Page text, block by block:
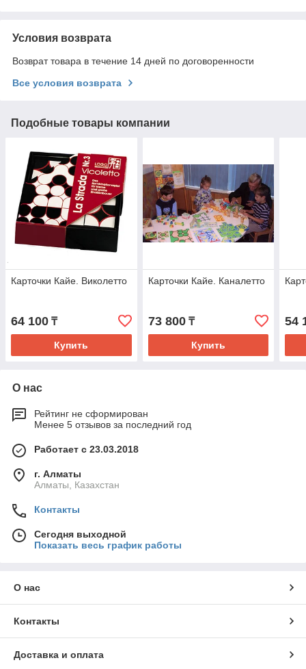
Условия возврата
Возврат товара в течение 14 дней по договоренности
Все условия возврата
Подобные товары компании
Карточки Кайе. Виколетто
64 100 ₸
Купить
Карточки Кайе. Каналетто
73 800₸
Купить
54
О нас
Рейтинг не сформирован
Менее 5 отзывов за последний год
Работает с 23.03.2018
г. Алматы
Алматы, Казахстан
Контакты
Сегодня выходной
Показать весь график работы
О нас
Контакты
Доставка и оплата